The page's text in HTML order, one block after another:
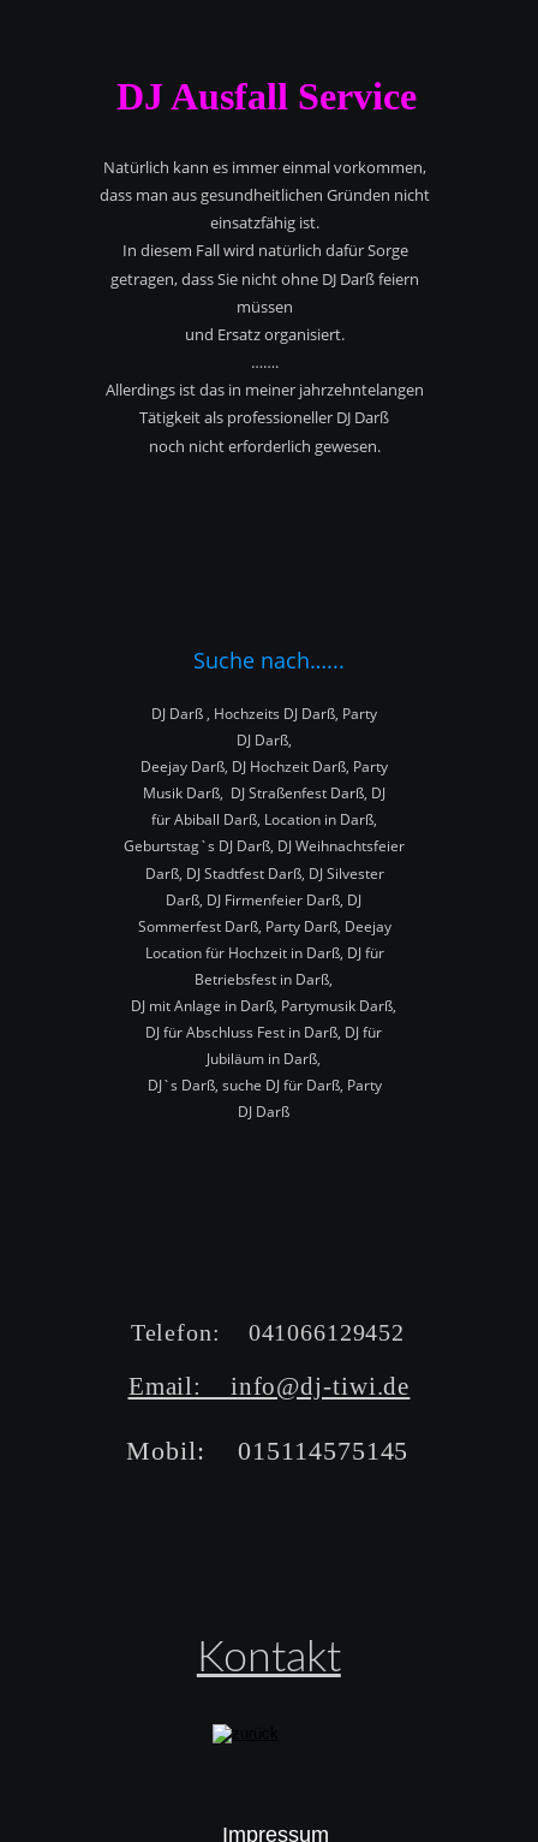
Kontakt
Natürlich kann es immer einmal vorkommen,
dass man aus gesundheitlichen Gründen nicht
einsatzfähig ist.
In diesem Fall wird natürlich dafür Sorge
getragen, dass Sie nicht ohne DJ Darß feiern
müssen
und Ersatz organisiert.
…….
Allerdings ist das in meiner jahrzehntelangen
Tätigkeit als professioneller DJ Darß
noch nicht erforderlich gewesen.
Telefon:    041066129452
Mobil:    015114575145
Email:    info@dj-tiwi.de
DJ Ausfall Service
Suche nach…...
DJ Darß , Hochzeits DJ Darß, Party
DJ Darß,
Deejay Darß, DJ Hochzeit Darß, Party
Musik Darß,  DJ Straßenfest Darß, DJ
für Abiball Darß, Location in Darß,
Geburtstag`s DJ Darß, DJ Weihnachtsfeier
Darß, DJ Stadtfest Darß, DJ Silvester
Darß, DJ Firmenfeier Darß, DJ
Sommerfest Darß, Party Darß, Deejay
Location für Hochzeit in Darß, DJ für
Betriebsfest in Darß,
DJ mit Anlage in Darß, Partymusik Darß,
DJ für Abschluss Fest in Darß, DJ für
Jubiläum in Darß,
DJ`s Darß, suche DJ für Darß, Party
DJ Darß
Impressum